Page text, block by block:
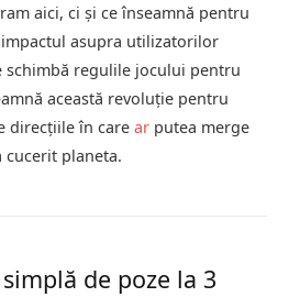
aici, ci și ce înseamnă pentru
asupra utilizatorilor
schimbă regulile jocului pentru
această revoluție pentru
direcțiile în care ar putea merge
cucerit planeta.
de poze la 3